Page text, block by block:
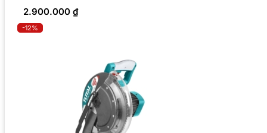
2.900.000 ₫
-12%